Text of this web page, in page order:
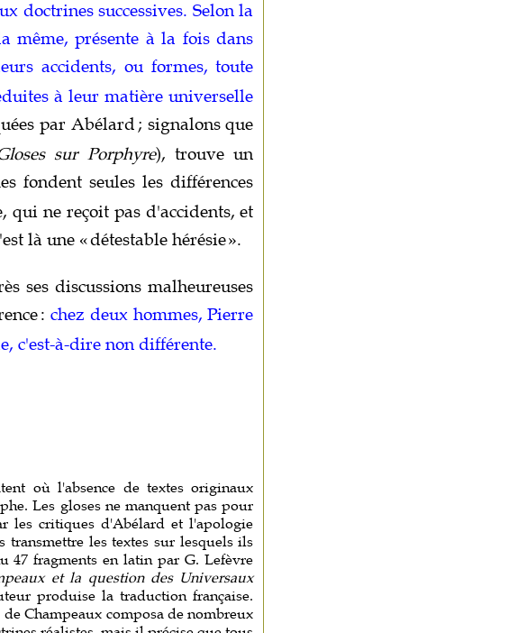
doctrines successives. Selon la
même, présente à la fois dans
accidents, ou formes, toute
à leur matière universelle
par Abélard ; signalons que
sur Porphyre), trouve un
fondent seules les différences
ne reçoit pas d'accidents, et
là une «détestable hérésie».
ses discussions malheureuses
: chez deux hommes, Pierre
c'est-à-dire non différente.
où l'absence de textes originaux
Les gloses ne manquent pas pour
les critiques d'Abélard et l'apologie
transmettre les textes sur lesquels ils
47 fragments en latin par G. Lefèvre
et la question des Universaux
produise la traduction française.
Champeaux composa de nombreux